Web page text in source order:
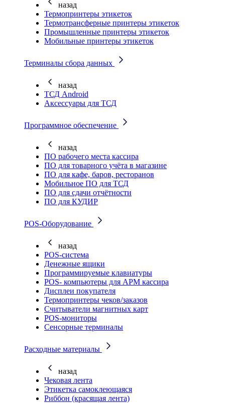
назад
Термопринтеры этикеток
Термотрансферные принтеры этикеток
Промышленные принтеры этикеток
Мобильные принтеры этикеток
Терминалы сбора данных
назад
ТСД Android
Аксессуары для ТСД
Программное обеспечение
назад
ПО рабочего места кассира
ПО для товарного учёта в магазине
ПО для кафе, баров, ресторанов
Мобильное ПО для ТСД
ПО для сдачи отчётности
ПО для КУДИР
POS-Оборудование
назад
POS-система
Денежные ящики
Программируемые клавиатуры
POS- компьютеры для АРМ кассира
Дисплеи покупателя
Термопринтеры чеков/заказов
Считыватели магнитных карт
POS-мониторы
Сенсорные терминалы
Расходные материалы
назад
Чековая лента
Этикетка самоклеющаяся
Риббон (красящая лента)